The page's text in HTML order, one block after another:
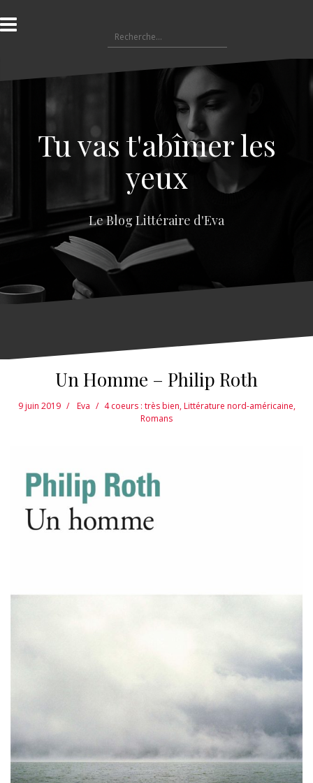
l
a
e
e
Tu vas t'abîmer les
yeux
Le Blog Littéraire d'Eva
Un Homme – Philip Roth
9 juin 2019 Eva 4 coeurs : très bien,Littérature nord-américaine,
Romans